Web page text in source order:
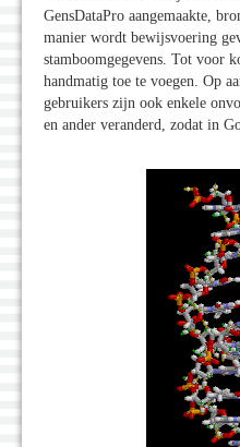
GensDataPro aangemaakte,
manier wordt bewijsvoering
stamboomgegevens. Tot voor
handmatig toe te voegen. Op
gebruikers zijn ook enkele
en ander veranderd, zodat in